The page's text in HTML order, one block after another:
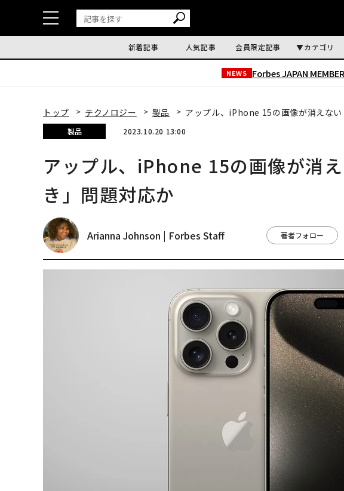
新着記事 人気記事 会員限定記事 カテゴリ
NEWS Forbes JAPAN
トップ テクノロジー 製品 アップル、iPhone 15の画像が消えな
製品 2023.10.20 13:00
アップル、iPhone 15の画像が消
き」問題対応か
Arianna Johnson | Forbes Staff 著者フォロー